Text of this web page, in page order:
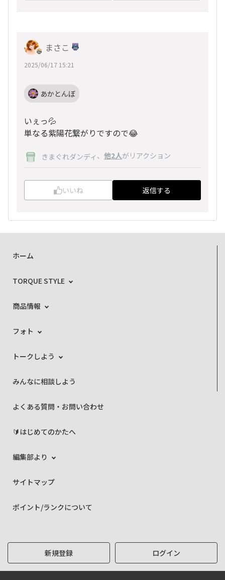
まさこ
2025/06/17 15:21
あかとんぼ
いぇっ💦
単なる紫陽花繋がりですので😂
きまぐれダンディ 、 他2人がリアクション
いいね 返信する
ホーム
TORQUE STYLE
商品情報
フォト
トークしよう
みんなに相談しよう
よくある質問・お問い合わせ
🔰はじめてのかたへ
編集部より
サイトマップ
ポイント/ランクについて
新規登録 ログイン